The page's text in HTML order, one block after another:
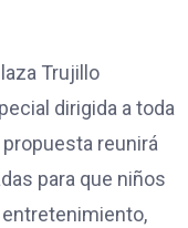
Trujillo
dirigida a toda
propuesta reunirá
para que niños